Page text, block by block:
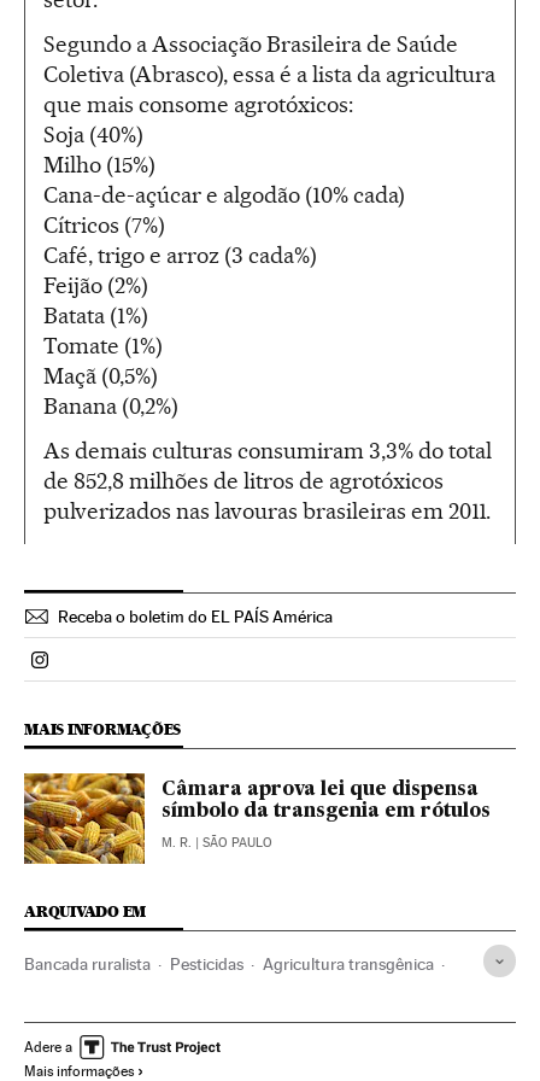
Segundo a Associação Brasileira de Saúde
Coletiva (Abrasco), essa é a lista da agricultura
que mais consome agrotóxicos:
Soja (40%)
Milho (15%)
Cana-de-açúcar e algodão (10% cada)
Cítricos (7%)
Café, trigo e arroz (3 cada%)
Feijão (2%)
Batata (1%)
Tomate (1%)
Maçã (0,5%)
Banana (0,2%)
As demais culturas consumiram 3,3% do total
de 852,8 milhões de litros de agrotóxicos
pulverizados nas lavouras brasileiras em 2011.
Receba o boletim do EL PAÍS América
Politica El País Brasil en Instagram
MAIS INFORMAÇÕES
Câmara aprova lei que dispensa
símbolo da transgenia em rótulos
M. R. | SÃO PAULO
ARQUIVADO EM
Bancada ruralista Pesticidas Agricultura transgênica
Agricultura ecológica Partidos conservadores
Adere a
Mais informações